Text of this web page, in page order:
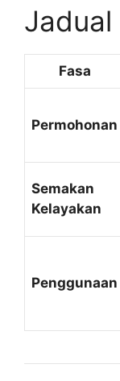
Jadual
Fasa
Permohonan
Semakan
Kelayakan
Penggunaan